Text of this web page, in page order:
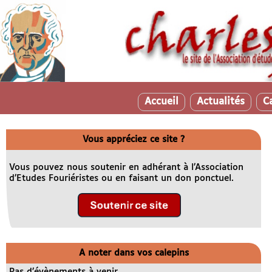
Accueil Actualités
Vous appréciez ce site ?
Vous pouvez nous soutenir en adhérant à l’Association
d’Etudes Fouriéristes ou en faisant un don ponctuel.
A noter dans vos calepins